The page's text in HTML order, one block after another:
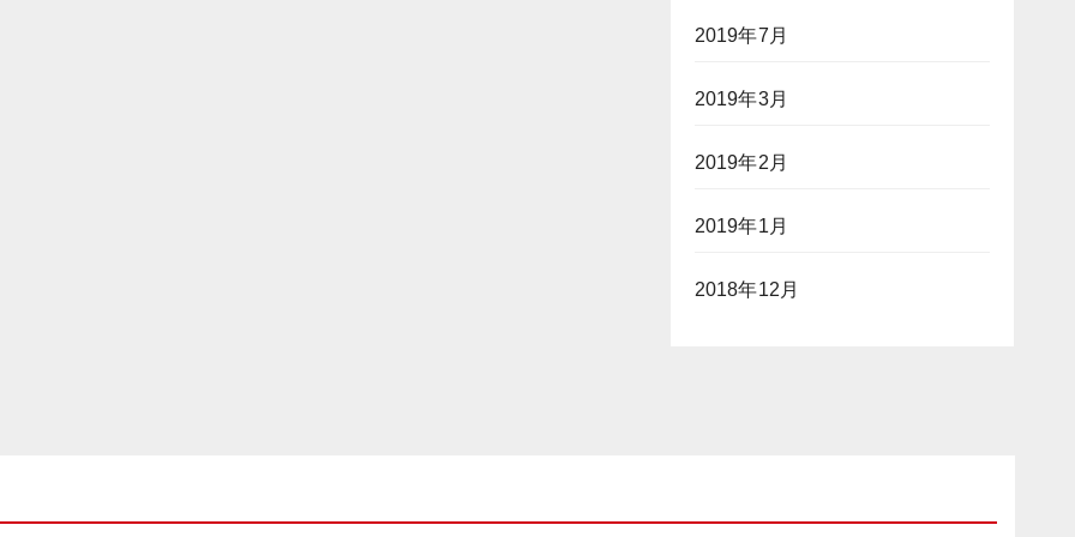
2019年7月
2019年3月
2019年2月
2019年1月
2018年12月